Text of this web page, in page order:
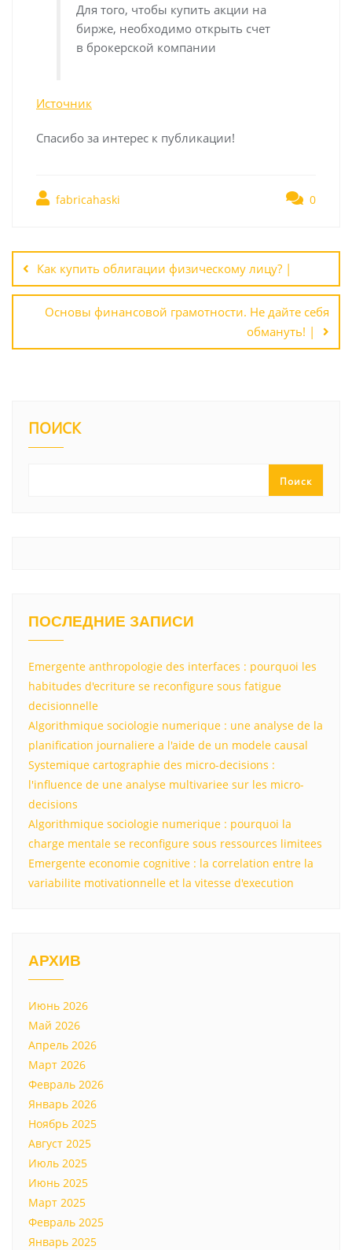
Для того, чтобы купить акции на
бирже, необходимо открыть счет
в брокерской компании
Источник
Спасибо за интерес к публикации!
fabricahaski 0
по
записям
Как купить облигации физическому лицу? |
Основы финансовой грамотности. Не дайте себя
обмануть! |
ПОИСК
Поиск
ПОСЛЕДНИЕ ЗАПИСИ
Emergente anthropologie des interfaces : pourquoi les
habitudes d'ecriture se reconfigure sous fatigue
decisionnelle
Algorithmique sociologie numerique : une analyse de la
planification journaliere a l'aide de un modele causal
Systemique cartographie des micro-decisions :
l'influence de une analyse multivariee sur les micro-
decisions
Algorithmique sociologie numerique : pourquoi la
charge mentale se reconfigure sous ressources limitees
Emergente economie cognitive : la correlation entre la
variabilite motivationnelle et la vitesse d'execution
АРХИВ
Июнь 2026
Май 2026
Апрель 2026
Март 2026
Февраль 2026
Январь 2026
Ноябрь 2025
Август 2025
Июль 2025
Июнь 2025
Март 2025
Февраль 2025
Январь 2025